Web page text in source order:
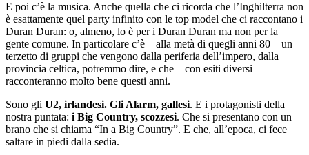
E poi c’è la musica. Anche quella che ci ricorda che l’Inghilterra non
è esattamente quel party infinito con le top model che ci raccontano i
Duran Duran: o, almeno, lo è per i Duran Duran ma non per la
gente comune. In particolare c’è – alla metà di quegli anni 80 – un
terzetto di gruppi che vengono dalla periferia dell’impero, dalla
provincia celtica, potremmo dire, e che – con esiti diversi –
racconteranno molto bene questi anni.
Sono gli U2, irlandesi. Gli Alarm, gallesi. E i protagonisti della
nostra puntata: i Big Country, scozzesi. Che si presentano con un
brano che si chiama “In a Big Country”. E che, all’epoca, ci fece
saltare in piedi dalla sedia.